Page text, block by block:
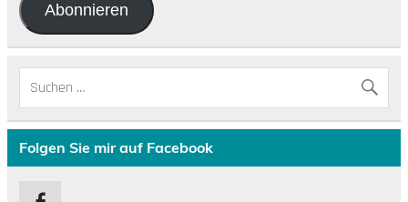
Abonnieren
Folgen Sie mir auf Facebook